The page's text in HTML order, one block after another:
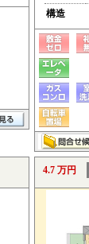
構造
4.7 万円